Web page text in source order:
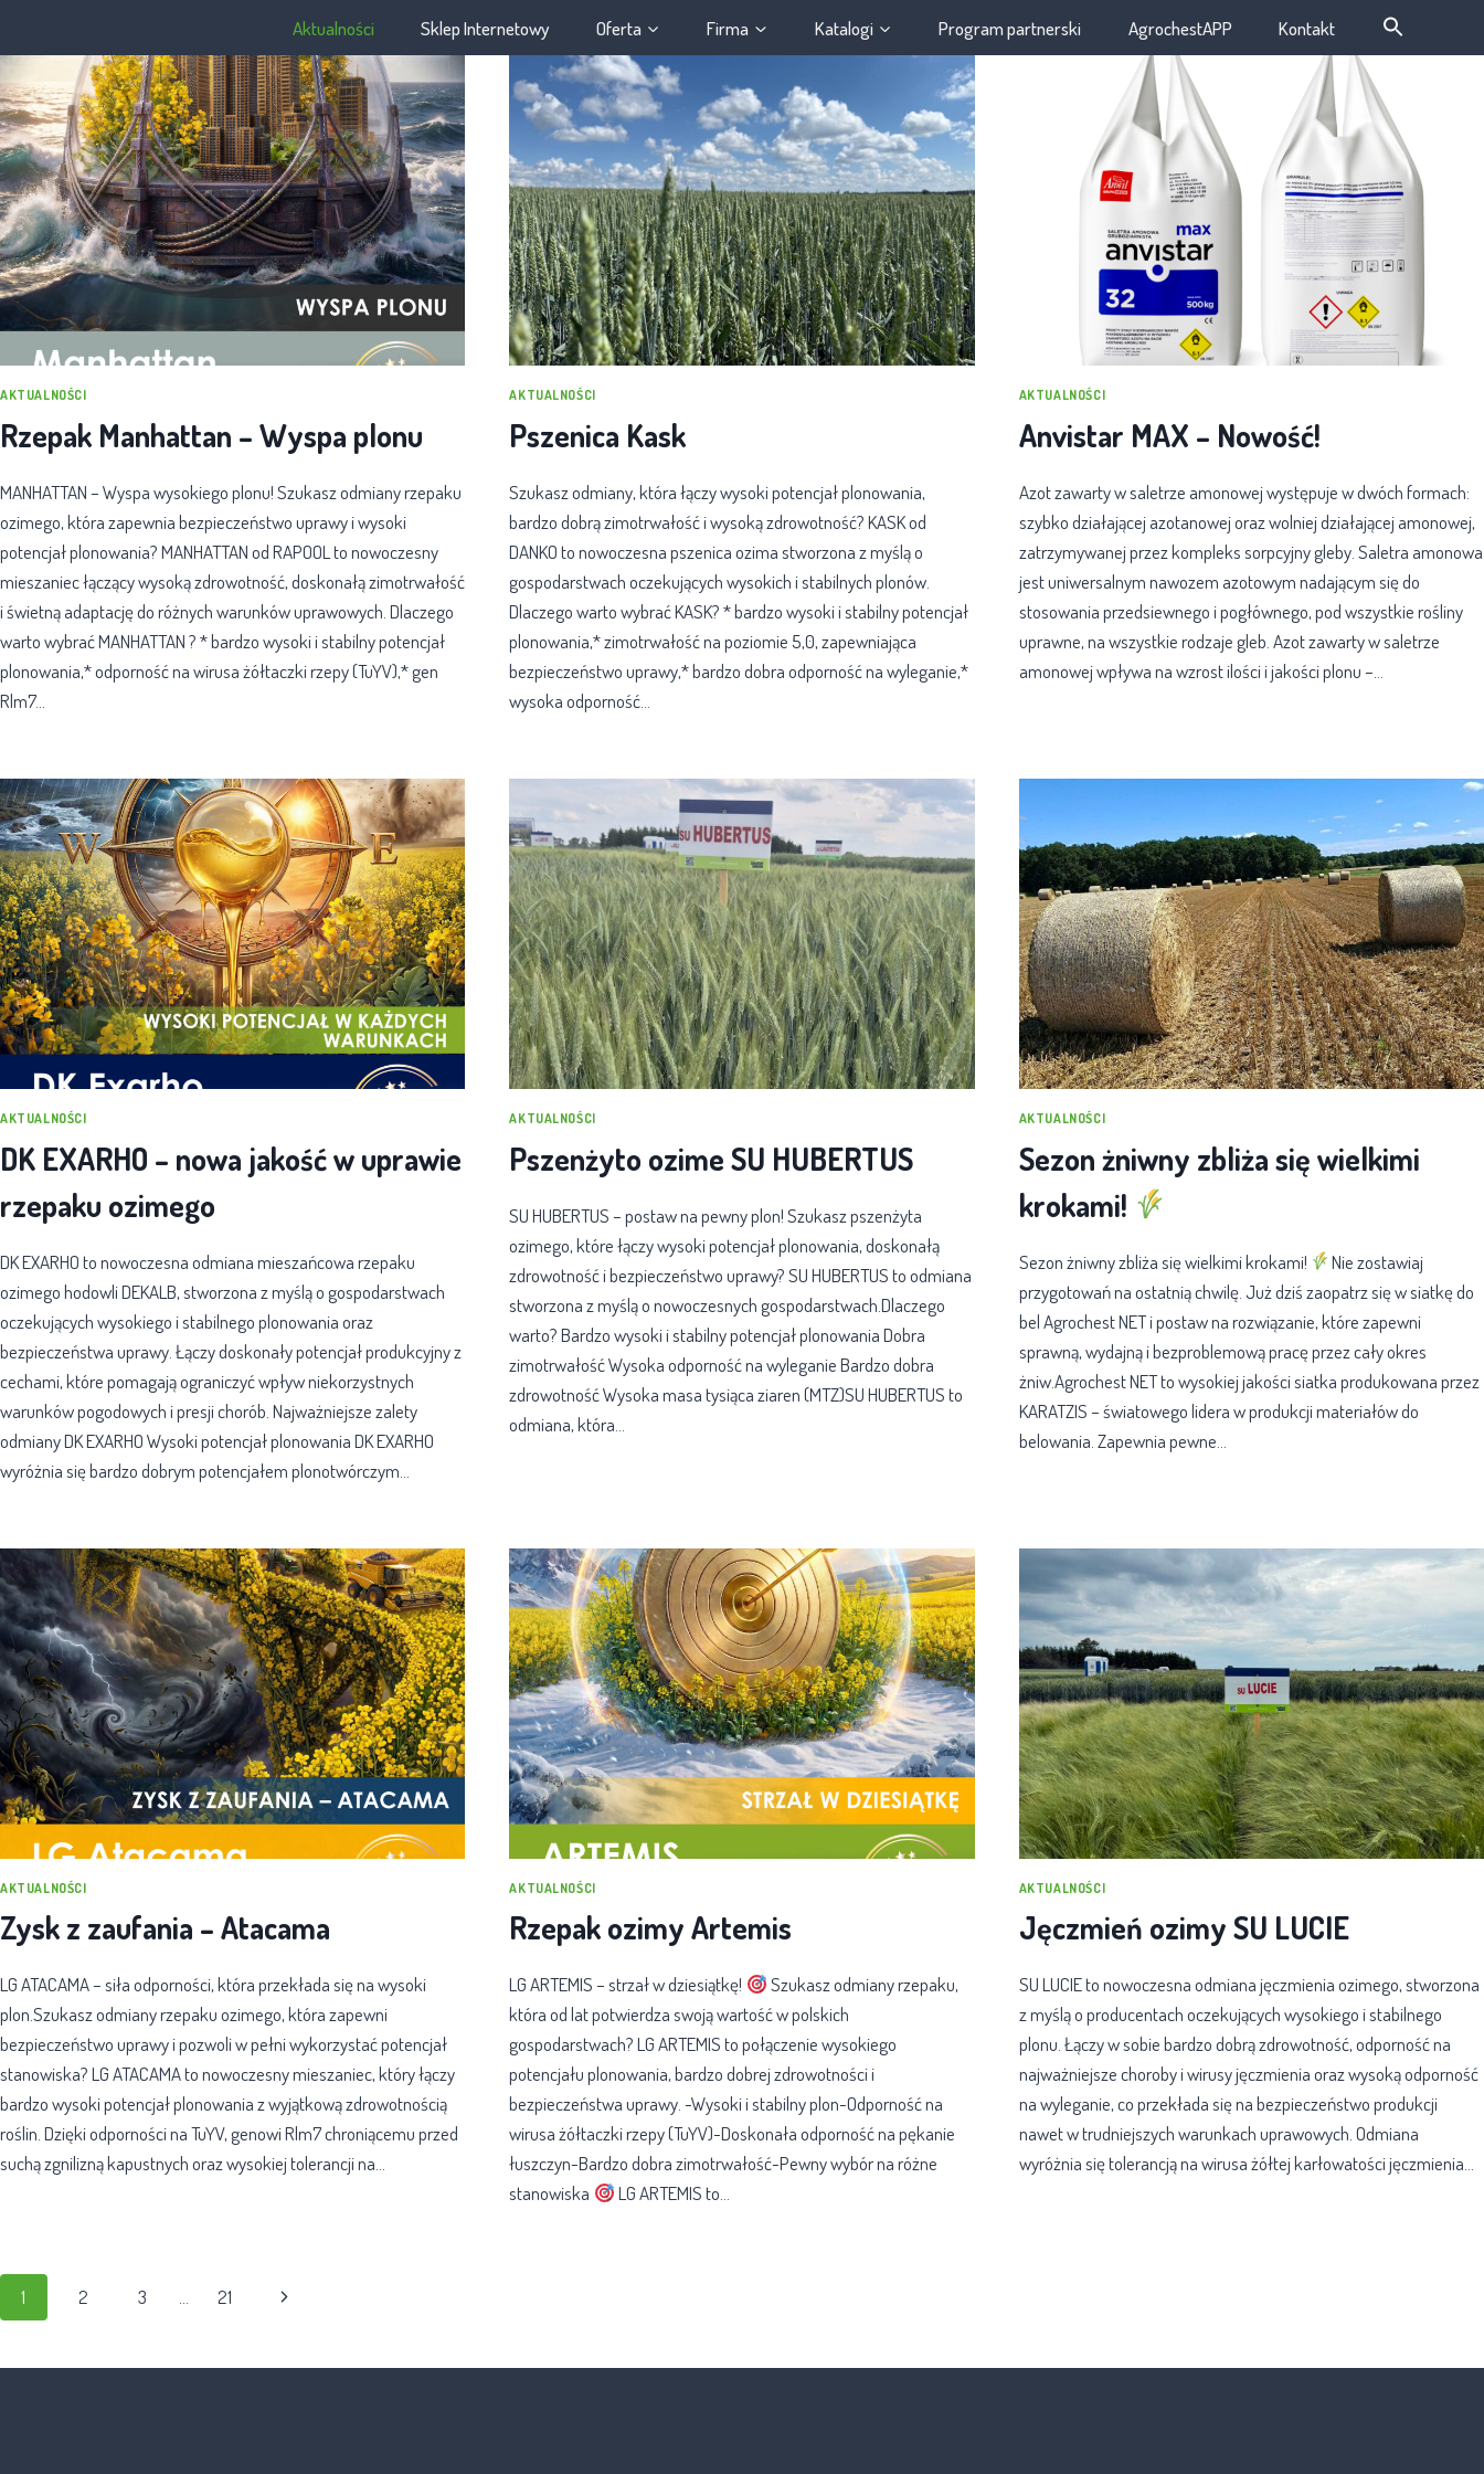
Aktualności Sklep Internetowy Oferta Firma Katalogi Program partnerski AgrochestAPP Kontakt
AKTUALNOŚCI
Rzepak Manhattan – Wyspa plonu
MANHATTAN – Wyspa wysokiego plonu! Szukasz odmiany rzepaku
ozimego, która zapewnia bezpieczeństwo uprawy i wysoki
potencjał plonowania? MANHATTAN od RAPOOL to nowoczesny
mieszaniec łączący wysoką zdrowotność, doskonałą zimotrwałość
i świetną adaptację do różnych warunków uprawowych. Dlaczego
warto wybrać MANHATTAN ? * bardzo wysoki i stabilny potencjał
plonowania,* odporność na wirusa żółtaczki rzepy (TuYV),* gen
Rlm7…
AKTUALNOŚCI
Pszenica Kask
Szukasz odmiany, która łączy wysoki potencjał plonowania,
bardzo dobrą zimotrwałość i wysoką zdrowotność? KASK od
DANKO to nowoczesna pszenica ozima stworzona z myślą o
gospodarstwach oczekujących wysokich i stabilnych plonów.
Dlaczego warto wybrać KASK? * bardzo wysoki i stabilny potencjał
plonowania,* zimotrwałość na poziomie 5,0, zapewniająca
bezpieczeństwo uprawy,* bardzo dobra odporność na wyleganie,*
wysoka odporność…
AKTUALNOŚCI
Anvistar MAX – Nowość!
Azot zawarty w saletrze amonowej występuje w dwóch formach:
szybko działającej azotanowej oraz wolniej działającej amonowej,
zatrzymywanej przez kompleks sorpcyjny gleby. Saletra amonowa
jest uniwersalnym nawozem azotowym nadającym się do
stosowania przedsiewnego i pogłównego, pod wszystkie rośliny
uprawne, na wszystkie rodzaje gleb. Azot zawarty w saletrze
amonowej wpływa na wzrost ilości i jakości plonu –…
AKTUALNOŚCI
DK EXARHO – nowa jakość w uprawie
rzepaku ozimego
DK EXARHO to nowoczesna odmiana mieszańcowa rzepaku
ozimego hodowli DEKALB, stworzona z myślą o gospodarstwach
oczekujących wysokiego i stabilnego plonowania oraz
bezpieczeństwa uprawy. Łączy doskonały potencjał produkcyjny z
cechami, które pomagają ograniczyć wpływ niekorzystnych
warunków pogodowych i presji chorób. Najważniejsze zalety
odmiany DK EXARHO Wysoki potencjał plonowania DK EXARHO
wyróżnia się bardzo dobrym potencjałem plonotwórczym…
AKTUALNOŚCI
Pszenżyto ozime SU HUBERTUS
SU HUBERTUS – postaw na pewny plon! Szukasz pszenżyta
ozimego, które łączy wysoki potencjał plonowania, doskonałą
zdrowotność i bezpieczeństwo uprawy? SU HUBERTUS to odmiana
stworzona z myślą o nowoczesnych gospodarstwach.Dlaczego
warto? Bardzo wysoki i stabilny potencjał plonowania Dobra
zimotrwałość Wysoka odporność na wyleganie Bardzo dobra
zdrowotność Wysoka masa tysiąca ziaren (MTZ)SU HUBERTUS to
odmiana, która…
AKTUALNOŚCI
Sezon żniwny zbliża się wielkimi
krokami!
Sezon żniwny zbliża się wielkimi krokami!
Nie zostawiaj
przygotowań na ostatnią chwilę. Już dziś zaopatrz się w siatkę do
bel Agrochest NET i postaw na rozwiązanie, które zapewni
sprawną, wydajną i bezproblemową pracę przez cały okres
żniw.Agrochest NET to wysokiej jakości siatka produkowana przez
KARATZIS – światowego lidera w produkcji materiałów do
belowania. Zapewnia pewne…
AKTUALNOŚCI
Zysk z zaufania – Atacama
LG ATACAMA – siła odporności, która przekłada się na wysoki
plon.Szukasz odmiany rzepaku ozimego, która zapewni
bezpieczeństwo uprawy i pozwoli w pełni wykorzystać potencjał
stanowiska? LG ATACAMA to nowoczesny mieszaniec, który łączy
bardzo wysoki potencjał plonowania z wyjątkową zdrowotnością
roślin. Dzięki odporności na TuYV, genowi Rlm7 chroniącemu przed
suchą zgnilizną kapustnych oraz wysokiej tolerancji na…
AKTUALNOŚCI
Rzepak ozimy Artemis
LG ARTEMIS – strzał w dziesiątkę!
Szukasz odmiany rzepaku,
która od lat potwierdza swoją wartość w polskich
gospodarstwach? LG ARTEMIS to połączenie wysokiego
potencjału plonowania, bardzo dobrej zdrowotności i
bezpieczeństwa uprawy. -Wysoki i stabilny plon-Odporność na
wirusa żółtaczki rzepy (TuYV)-Doskonała odporność na pękanie
łuszczyn-Bardzo dobra zimotrwałość-Pewny wybór na różne
stanowiska
LG ARTEMIS to…
AKTUALNOŚCI
Jęczmień ozimy SU LUCIE
SU LUCIE to nowoczesna odmiana jęczmienia ozimego, stworzona
z myślą o producentach oczekujących wysokiego i stabilnego
plonu. Łączy w sobie bardzo dobrą zdrowotność, odporność na
najważniejsze choroby i wirusy jęczmienia oraz wysoką odporność
na wyleganie, co przekłada się na bezpieczeństwo produkcji
nawet w trudniejszych warunkach uprawowych. Odmiana
wyróżnia się tolerancją na wirusa żółtej karłowatości jęczmienia…
1 2 3 21